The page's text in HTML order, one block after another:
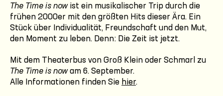
The Time is nowist ein musikalischer Trip durch die
frühen 2000er mit den größten Hits dieser Ära. Ein
Stück über Individualität, Freundschaft und den Mut,
den Moment zu leben. Denn: Die Zeit ist jetzt.
Mit dem Theaterbus von Groß Klein oder Schmarl zu
The Time is nowam 6. September.
Alle Informationen finden Sie hier.